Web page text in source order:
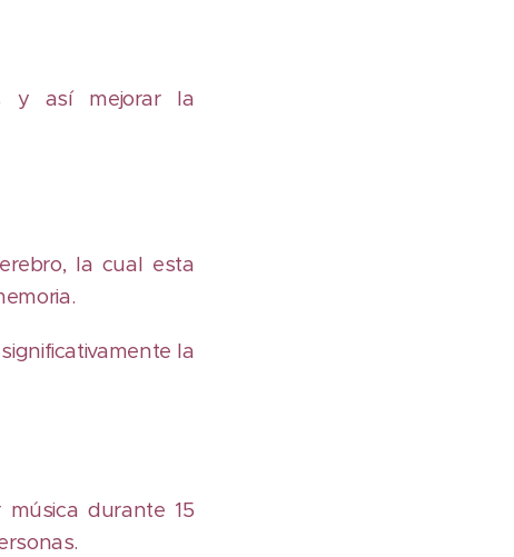
y así mejorar la
la cual esta
la
durante 15